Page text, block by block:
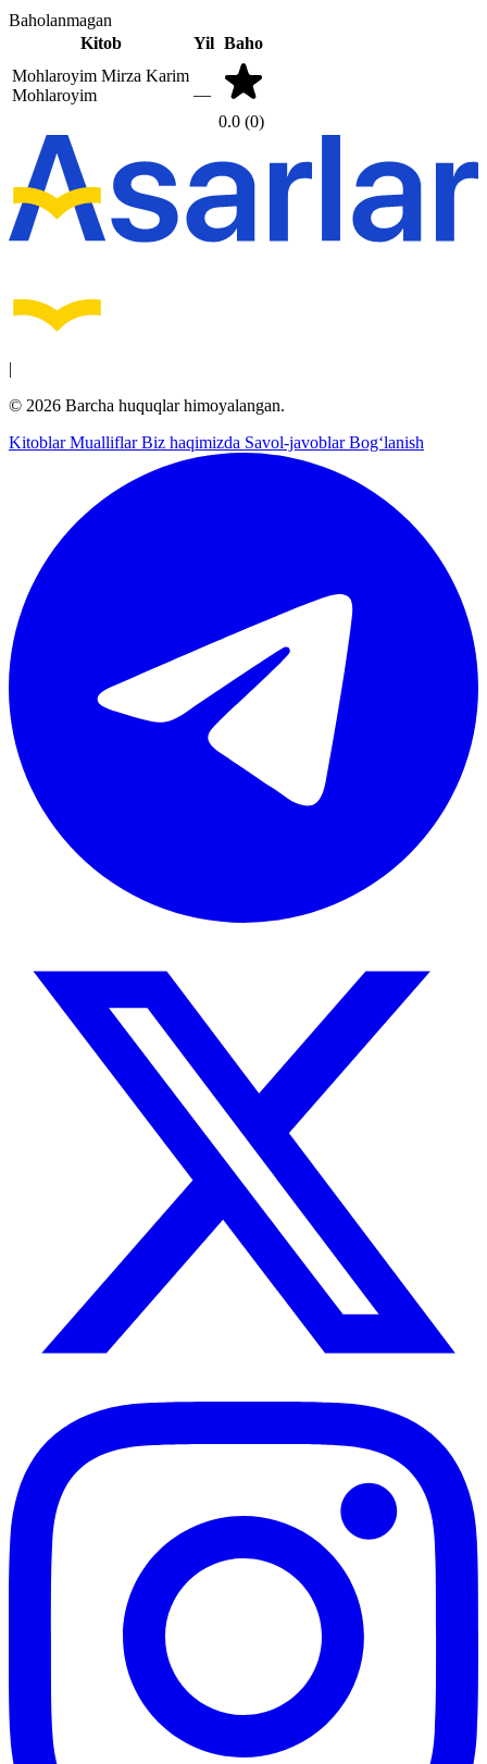
Baholanmagan
Kitob
Yil Baho
Mohlaroyim Mirza Karim
Mohlaroyim
—
0.0 (0)
|
© 2026 Barcha huquqlar himoyalangan.
KitoblarMualliflarBiz haqimizda Savol-javoblarBog‘lanish